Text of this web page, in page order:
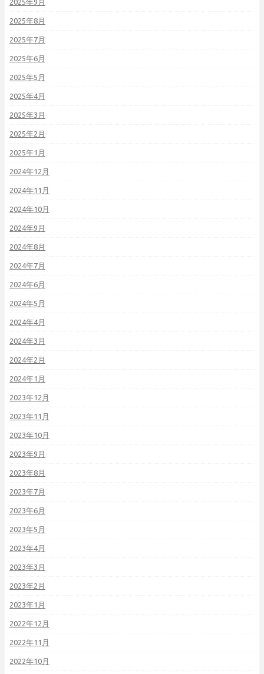
2025年9月
2025年8月
2025年7月
2025年6月
2025年5月
2025年4月
2025年3月
2025年2月
2025年1月
2024年12月
2024年11月
2024年10月
2024年9月
2024年8月
2024年7月
2024年6月
2024年5月
2024年4月
2024年3月
2024年2月
2024年1月
2023年12月
2023年11月
2023年10月
2023年9月
2023年8月
2023年7月
2023年6月
2023年5月
2023年4月
2023年3月
2023年2月
2023年1月
2022年12月
2022年11月
2022年10月